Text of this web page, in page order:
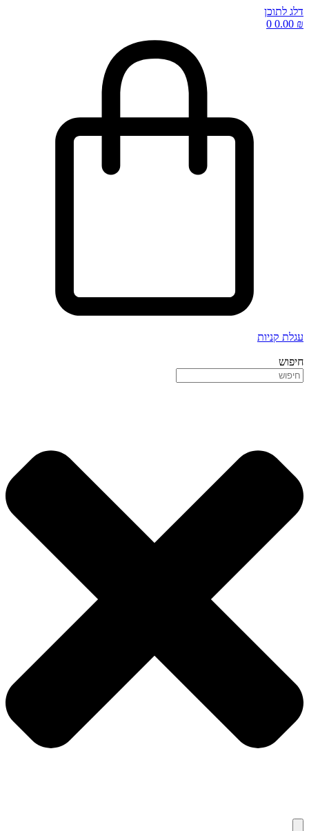
דלג לתוכן
0.00 ₪
0
עגלת קניות
חיפוש